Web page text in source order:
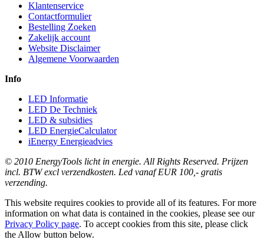
Klantenservice
Contactformulier
Bestelling Zoeken
Zakelijk account
Website Disclaimer
Algemene Voorwaarden
Info
LED Informatie
LED De Techniek
LED & subsidies
LED EnergieCalculator
iEnergy Energieadvies
© 2010 EnergyTools licht in energie. All Rights Reserved. Prijzen
incl. BTW excl verzendkosten. Led vanaf EUR 100,- gratis
verzending.
This website requires cookies to provide all of its features. For more
information on what data is contained in the cookies, please see our
Privacy Policy page. To accept cookies from this site, please click
the Allow button below.